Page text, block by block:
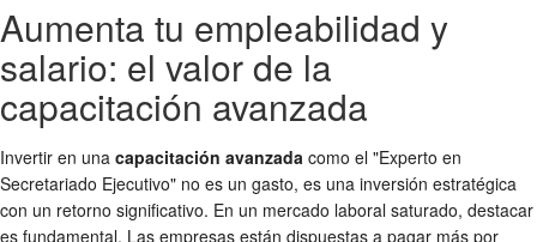
Aumenta tu empleabilidad y
salario: el valor de la
capacitación avanzada
Invertir en una capacitación avanzada como el "Experto en
Secretariado Ejecutivo" no es un gasto, es una inversión estratégica
con un retorno significativo. En un mercado laboral saturado, destacar
es fundamental. Las empresas están dispuestas a pagar más por